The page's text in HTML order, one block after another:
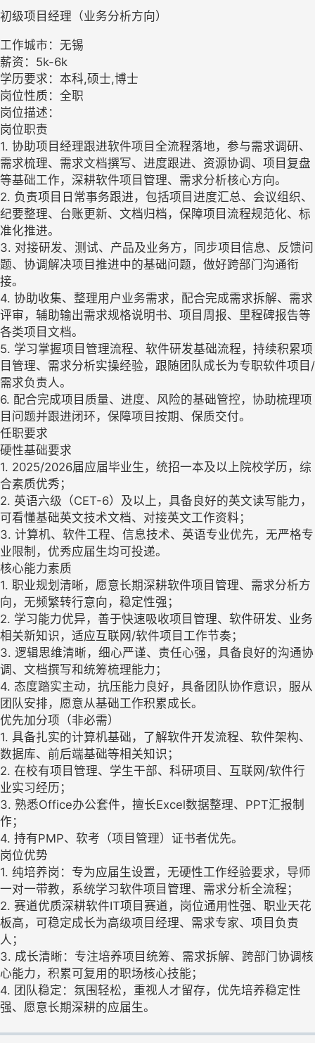
初级项目经理（业务分析方向）
工作城市：无锡
薪资：5k-6k
学历要求：本科,硕士,博士
岗位性质：全职
岗位描述：
岗位职责
1. 协助项目经理跟进软件项目全流程落地，参与需求调研、
需求梳理、需求文档撰写、进度跟进、资源协调、项目复盘
等基础工作，深耕软件项目管理、需求分析核心方向。
2. 负责项目日常事务跟进，包括项目进度汇总、会议组织、
纪要整理、台账更新、文档归档，保障项目流程规范化、标
准化推进。
3. 对接研发、测试、产品及业务方，同步项目信息、反馈问
题、协调解决项目推进中的基础问题，做好跨部门沟通衔
接。
4. 协助收集、整理用户业务需求，配合完成需求拆解、需求
评审，辅助输出需求规格说明书、项目周报、里程碑报告等
各类项目文档。
5. 学习掌握项目管理流程、软件研发基础流程，持续积累项
目管理、需求分析实操经验，跟随团队成长为专职软件项目/
需求负责人。
6. 配合完成项目质量、进度、风险的基础管控，协助梳理项
目问题并跟进闭环，保障项目按期、保质交付。
任职要求
硬性基础要求
1. 2025/2026届应届毕业生，统招一本及以上院校学历，综
合素质优秀；
2. 英语六级（CET-6）及以上，具备良好的英文读写能力，
可看懂基础英文技术文档、对接英文工作资料；
3. 计算机、软件工程、信息技术、英语专业优先，无严格专
业限制，优秀应届生均可投递。
核心能力素质
1. 职业规划清晰，愿意长期深耕软件项目管理、需求分析方
向，无频繁转行意向，稳定性强；
2. 学习能力优异，善于快速吸收项目管理、软件研发、业务
相关新知识，适应互联网/软件项目工作节奏；
3. 逻辑思维清晰，细心严谨、责任心强，具备良好的沟通协
调、文档撰写和统筹梳理能力；
4. 态度踏实主动，抗压能力良好，具备团队协作意识，服从
团队安排，愿意从基础工作积累成长。
优先加分项（非必需）
1. 具备扎实的计算机基础，了解软件开发流程、软件架构、
数据库、前后端基础等相关知识；
2. 在校有项目管理、学生干部、科研项目、互联网/软件行
业实习经历；
3. 熟悉Office办公套件，擅长Excel数据整理、PPT汇报制
作；
4. 持有PMP、软考（项目管理）证书者优先。
岗位优势
1. 纯培养岗：专为应届生设置，无硬性工作经验要求，导师
一对一带教，系统学习软件项目管理、需求分析全流程；
2. 赛道优质深耕软件IT项目赛道，岗位通用性强、职业天花
板高，可稳定成长为高级项目经理、需求专家、项目负责
人；
3. 成长清晰：专注培养项目统筹、需求拆解、跨部门协调核
心能力，积累可复用的职场核心技能；
4. 团队稳定：氛围轻松，重视人才留存，优先培养稳定性
强、愿意长期深耕的应届生。